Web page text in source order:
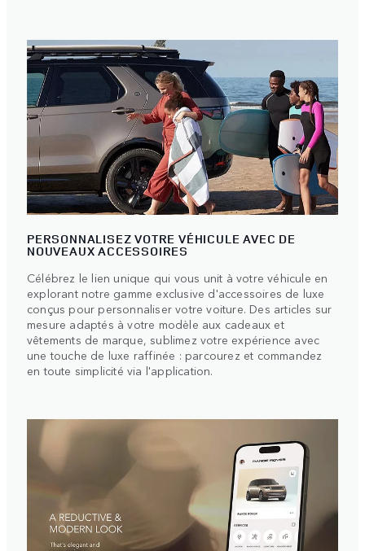
PERSONNALISEZ VOTRE VÉHICULE AVEC DE
NOUVEAUX ACCESSOIRES
Célébrez le lien unique qui vous unit à votre véhicule en
explorant notre gamme exclusive d'accessoires de luxe
conçus pour personnaliser votre voiture. Des articles sur
mesure adaptés à votre modèle aux cadeaux et
vêtements de marque, sublimez votre expérience avec
une touche de luxe raffinée : parcourez et commandez
en toute simplicité via l'application.